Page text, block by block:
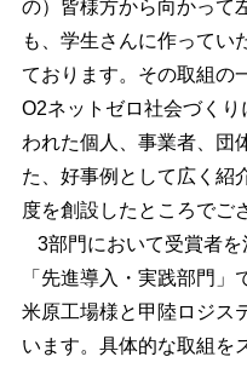
の）皆様方から向かって
も、学生さんに作ってい
ております。その取組の
O2ネットゼロ社会づく
われた個人、事業者、団
た、好事例として広く紹
度を創設したところでご
3部門において受賞者
「先進導入・実践部門
米原工場様と甲陸ロジス
います。具体的な取組を